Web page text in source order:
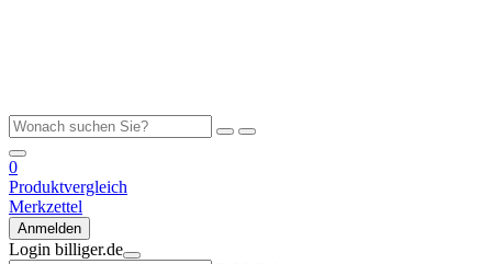
0
Produktvergleich
Merkzettel
Anmelden
Login billiger.de